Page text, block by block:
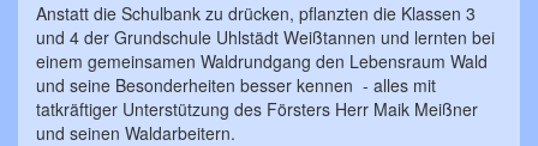
Anstatt die Schulbank zu drücken, pflanzten die Klassen 3
und 4 der Grundschule Uhlstädt Weißtannen und lernten bei
einem gemeinsamen Waldrundgang den Lebensraum Wald
und seine Besonderheiten besser kennen - alles mit
tatkräftiger Unterstützung des Försters Herr Maik Meißner
und seinen Waldarbeitern.